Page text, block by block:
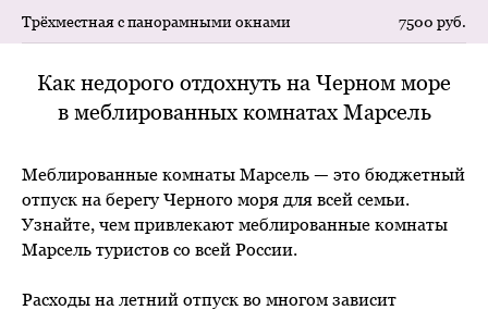
Трёхместная с панорамными окнами 7500 руб.
Как недорого отдохнуть на Черном море
в меблированных комнатах Марсель
Меблированные комнаты Марсель — это бюджетный
отпуск на берегу Черного моря для всей семьи.
Узнайте, чем привлекают меблированные комнаты
Марсель туристов со всей России.
Расходы на летний отпуск во многом зависит